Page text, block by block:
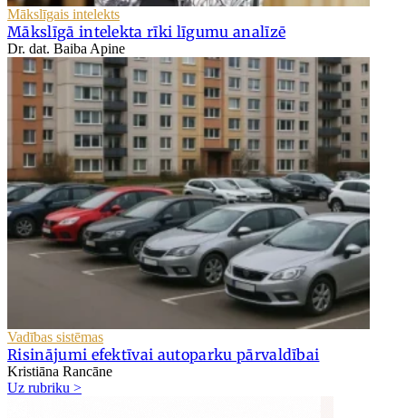
Mākslīgais intelekts
Mākslīgā intelekta rīki līgumu analīzē
Dr. dat. Baiba Apine
Vadības sistēmas
Risinājumi efektīvai autoparku pārvaldībai
Kristiāna Rancāne
Uz rubriku >